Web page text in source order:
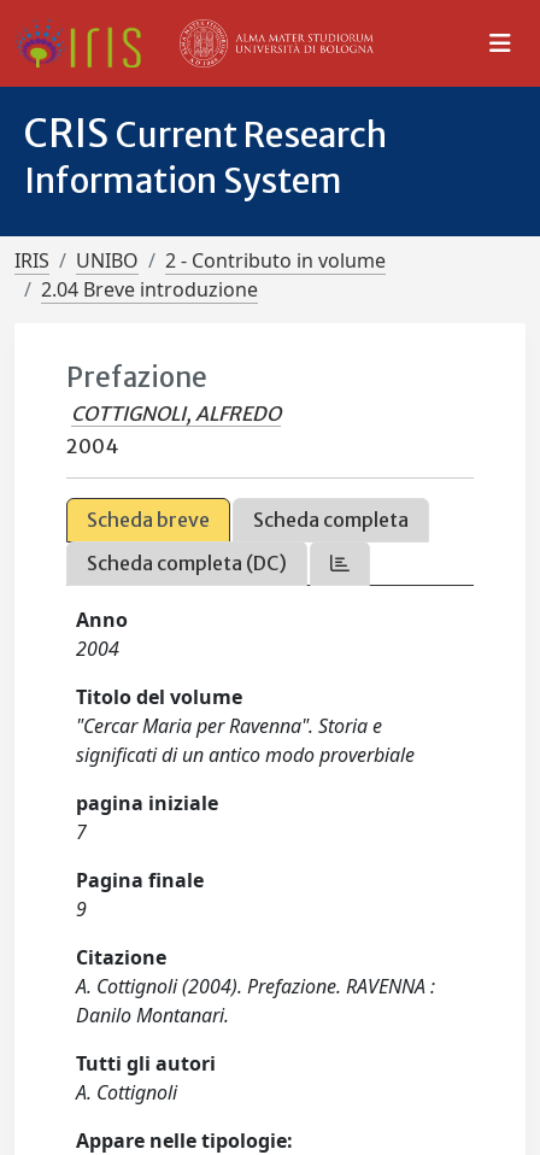
CRIS Current Research
Information System
IRIS UNIBO
2 - Contributo in volume
2.04 Breve introduzione
Prefazione
COTTIGNOLI, ALFREDO
2004
Scheda breve
Scheda completa
Scheda completa (DC)
Anno
2004
Titolo del volume
"Cercar Maria per Ravenna". Storia e
significati di un antico modo proverbiale
pagina iniziale
7
Pagina finale
9
Citazione
A. Cottignoli (2004). Prefazione. RAVENNA :
Danilo Montanari.
Tutti gli autori
A. Cottignoli
Appare nelle tipologie: